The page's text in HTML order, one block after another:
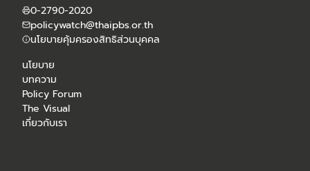
0-2790-2020
policywatch@thaipbs.or.th
นโยบายคุ้มครองสิทธิส่วนบุคคล
นโยบาย
บทความ
Policy Forum
The Visual
เกี่ยวกับเรา